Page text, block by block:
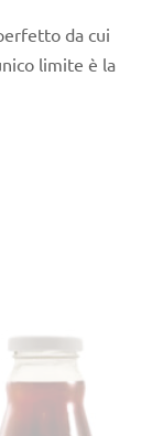
da cui
limite è la